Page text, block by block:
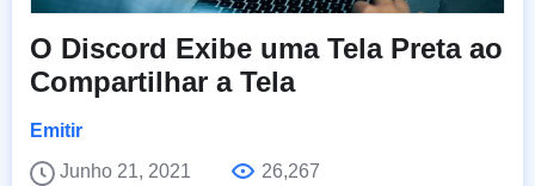
O Discord Exibe uma Tela Preta ao
Compartilhar a Tela
Emitir
Junho 21, 2021
26,267